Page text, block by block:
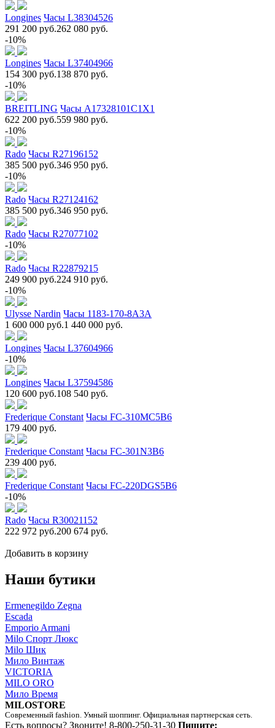
Longines Часы L38304526
291 200 руб.262 080 руб.
-10%
Longines Часы L37404966
154 300 руб.138 870 руб.
-10%
BREITLING Часы A17328101C1X1
622 200 руб.559 980 руб.
-10%
Rado Часы R27196152
385 500 руб.346 950 руб.
-10%
Rado Часы R27124162
385 500 руб.346 950 руб.
Rado Часы R27077102
-10%
Rado Часы R22879215
249 900 руб.224 910 руб.
-10%
Ulysse Nardin Часы 1183-170-8A3A
1 600 000 руб.1 440 000 руб.
Longines Часы L37604966
-10%
Longines Часы L37594586
120 600 руб.108 540 руб.
Frederique Constant Часы FC-310MC5B6
179 400 руб.
Frederique Constant Часы FC-301N3B6
239 400 руб.
Frederique Constant Часы FC-220DGS5B6
-10%
Rado Часы R30021152
222 972 руб.200 674 руб.
Добавить в корзину
Наши бутики
Ermenegildo Zegna
Escada
Emporio Armani
Milo Спорт Люкс
Milo Шик
Мило Винтаж
VICTORIA
MILO ORO
Мило Время
MILOSTORE
Современный fashion. Умный шоппинг. Официальная партнерская сеть.
Есть вопросы? Звоните! 8-800-250-31-30 Пишите: